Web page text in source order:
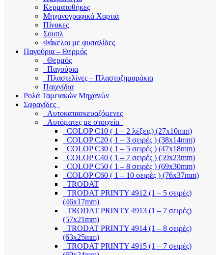
Κερματοθήκες
Μηχανογραφικά Χαρτιά
Πίνακες
Σουπλ
Φάκελοι με φυσαλίδες
Παγούρια – Θερμός
Θερμός
Παγούρια
Πλαστελίνες – Πλαστοζημαράκια
Παιχνίδια
Ρολά Ταμειακών Μηχανών
Σφραγίδες
Αυτοκατασκευαζόμενες
Αυτόματες με στοιχεία
COLOP C10 ( 1 – 2 λέξεις) (27x10mm)
COLOP C20 ( 1 – 3 σειρές ) (38x14mm)
COLOP C30 ( 1 – 5 σειρές ) (47x18mm)
COLOP C40 ( 1 – 7 σειρές ) (59x23mm)
COLOP C50 ( 1 – 8 σειρές ) (69x30mm)
COLOP C60 ( 1 – 10 σειρές ) (76x37mm)
TRODAT
TRODAT PRINTY 4912 (1 – 5 σειρές)
(46x17mm)
TRODAT PRINTY 4913 (1 – 7 σειρές)
(57x21mm)
TRODAT PRINTY 4914 (1 – 8 σειρές)
(63x25mm)
TRODAT PRINTY 4915 (1 – 7 σειρές)